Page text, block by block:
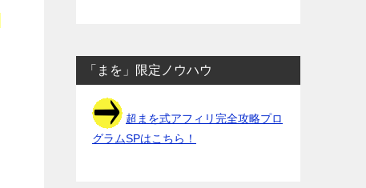
「まを」限定ノウハウ
超まを式アフィリ完全攻略プロ
グラムSPはこちら！